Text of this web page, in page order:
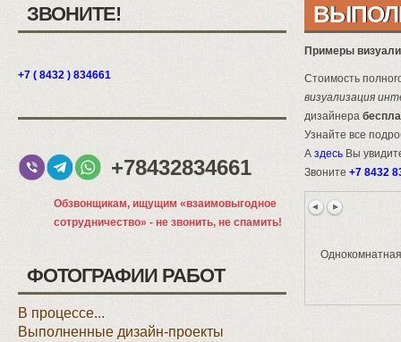
ЗВОНИТЕ!
+7 ( 8432 ) 834661
+78432834661
Обзвонщикам, ищущим «взаимовыгодное
сотрудничество» - не звонить, не спамить!
ФОТОГРАФИИ РАБОТ
В процессе...
Выполненные дизайн-проекты
Примеры
Стоимость
визуализация
дизайнера
Узнайте все
А здесь Вы
Звоните +7 8432